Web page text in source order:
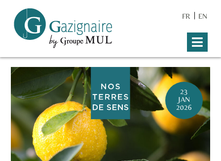
FR EN
23
JAN
2026